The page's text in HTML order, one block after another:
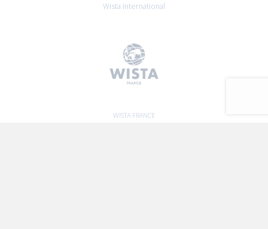
Wista International
WISTA FRANCE